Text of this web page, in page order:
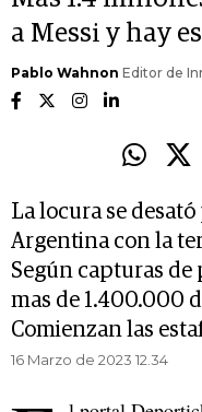
a Messi y hay
Pablo Wahnon Editor de
La locura se
Argentina con la
Según capturas de
mas de 1.400.000
Comienzan las
16 Marzo de 2023 12.34